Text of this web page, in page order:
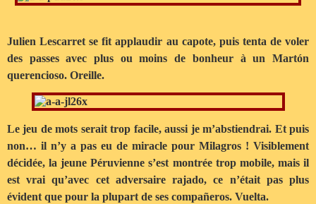
Julien Lescarret se fit applaudir au capote, puis tenta de voler
des passes avec plus ou moins de bonheur à un Martón
querencioso. Oreille.
Le jeu de mots serait trop facile, aussi je m’abstiendrai. Et puis
non… il n’y a pas eu de miracle pour Milagros ! Visiblement
décidée, la jeune Péruvienne s’est montrée trop mobile, mais il
est vrai qu’avec cet adversaire rajado, ce n’était pas plus
évident que pour la plupart de ses compañeros. Vuelta.